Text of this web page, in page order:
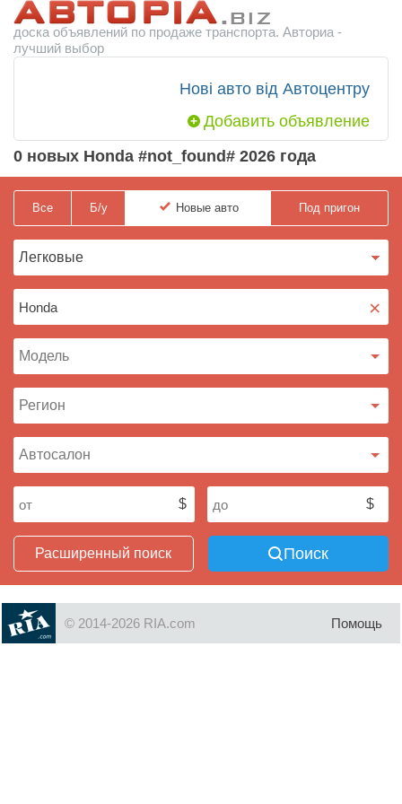
доска объявлений по продаже транспорта. Авториа -
лучший выбор
Нові авто від Автоцентру
Добавить объявление
0 новых Honda #not_found# 2026 года
Все Б/у Новые авто Под пригон
×
Расширенный поиск Поиск
© 2014-2026 RIA.com Помощь